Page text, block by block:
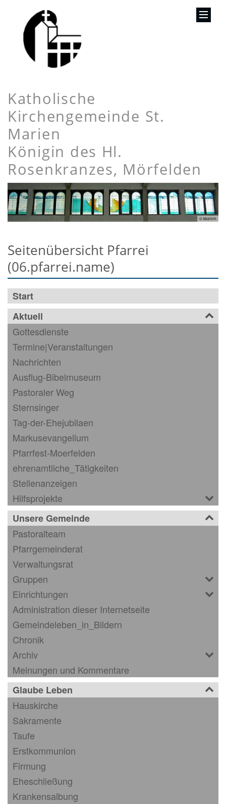
Katholische
Kirchengemeinde St.
Marien
Königin des Hl.
Rosenkranzes, Mörfelden
© kksmm
Seitenübersicht Pfarrei
(06.pfarrei.name)
Start
Aktuell
Gottesdienste
Termine|Veranstaltungen
Nachrichten
Ausflug-Bibelmuseum
Pastoraler Weg
Sternsinger
Tag-der-Ehejubilaen
Markusevangelium
Pfarrfest-Moerfelden
ehrenamtliche_Tätigkeiten
Stellenanzeigen
Hilfsprojekte
Unsere Gemeinde
Pastoralteam
Pfarrgemeinderat
Verwaltungsrat
Gruppen
Einrichtungen
Administration dieser Internetseite
Gemeindeleben_in_Bildern
Chronik
Archiv
Meinungen und Kommentare
Glaube Leben
Hauskirche
Sakramente
Taufe
Erstkommunion
Firmung
Eheschließung
Krankensalbung